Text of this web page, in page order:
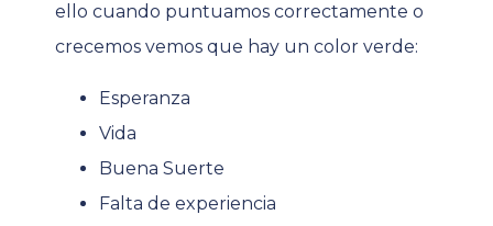
ello cuando puntuamos correctamente o
crecemos vemos que hay un color verde:
Esperanza
Vida
Buena Suerte
Falta de experiencia